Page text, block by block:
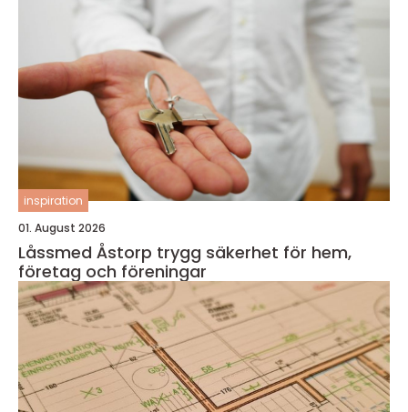
inspiration
01. August 2026
Låssmed Åstorp trygg säkerhet för hem,
företag och föreningar